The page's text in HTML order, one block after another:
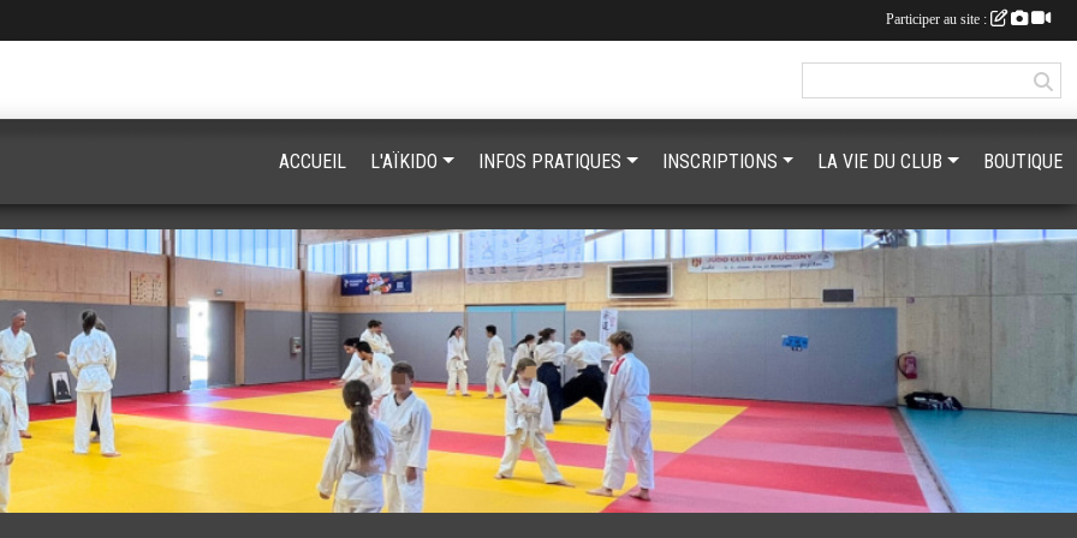
ACCUEIL L'AÏKIDO INFOS PRATIQUES INSCRIPTIONS LA VIE DU CLUB BOUTIQUE
Participer au site :